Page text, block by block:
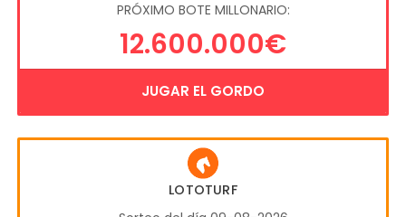
PRÓXIMO BOTE MILLONARIO:
12.600.000€
JUGAR EL GORDO
LOTOTURF